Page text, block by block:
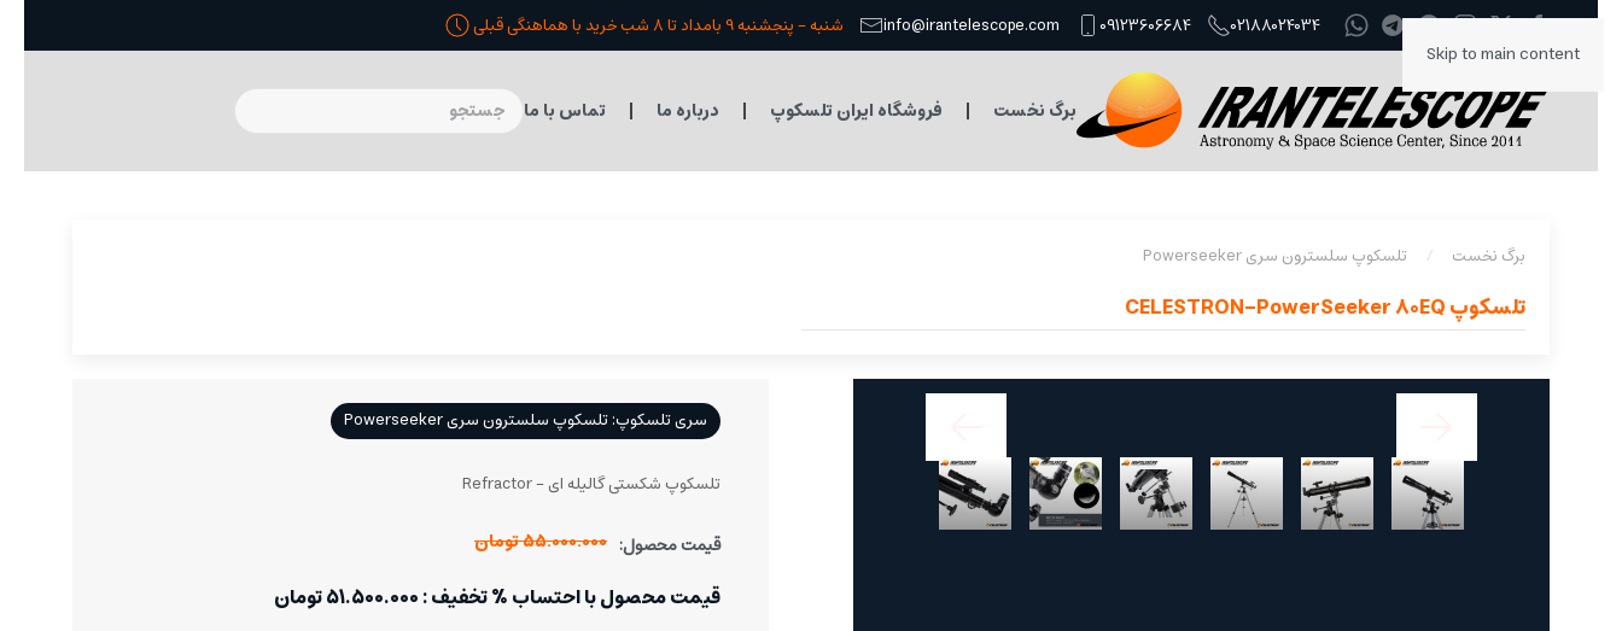
Skip to main content
02188024034
09123606684
info@irantelescope.com شنبه - پنجشنبه 9 بامداد تا 8 شب خرید با هماهنگی قبلی
برگ نخست فروشگاه ایران تلسکوپ درباره ما تماس با ما
برگ نخست تلسکوپ سلسترون سری Powerseeker
تلسکوپ CELESTRON-PowerSeeker 80EQ
سری تلسکوپ: تلسکوپ سلسترون سری Powerseeker
تلسکوپ شکستی گالیله ای - Refractor
قیمت محصول: 55.000.000 تومان
قیمت محصول با احتساب % تخفیف : 51.500.000 تومان